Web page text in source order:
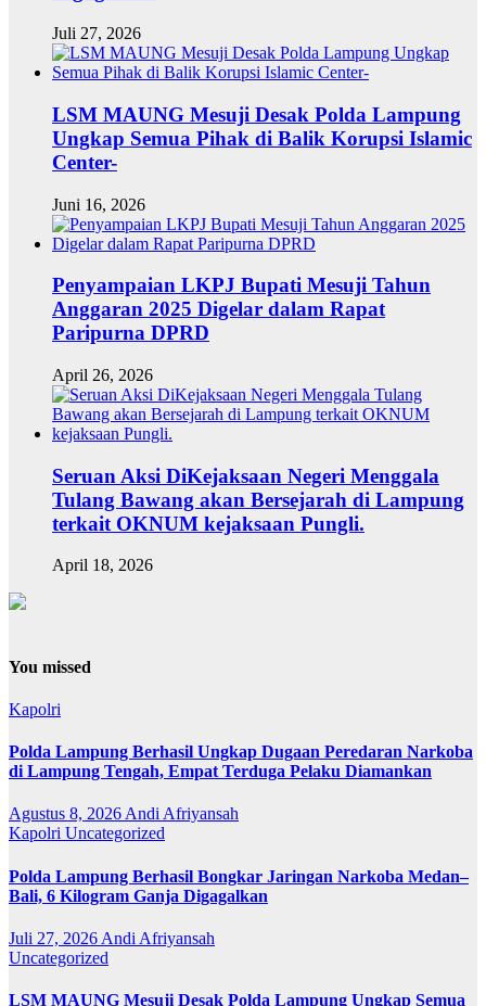
Juli 27, 2026
LSM MAUNG Mesuji Desak Polda Lampung
Ungkap Semua Pihak di Balik Korupsi Islamic
Center-
Juni 16, 2026
Penyampaian LKPJ Bupati Mesuji Tahun
Anggaran 2025 Digelar dalam Rapat
Paripurna DPRD
April 26, 2026
Seruan Aksi DiKejaksaan Negeri Menggala
Tulang Bawang akan Bersejarah di Lampung
terkait OKNUM kejaksaan Pungli.
April 18, 2026
You missed
Kapolri
Polda Lampung Berhasil Ungkap Dugaan Peredaran Narkoba
di Lampung Tengah, Empat Terduga Pelaku Diamankan
Agustus 8, 2026Andi Afriyansah
Kapolri Uncategorized
Polda Lampung Berhasil Bongkar Jaringan Narkoba Medan–
Bali, 6 Kilogram Ganja Digagalkan
Juli 27, 2026 Andi Afriyansah
Uncategorized
LSM MAUNG Mesuji Desak Polda Lampung Ungkap Semua